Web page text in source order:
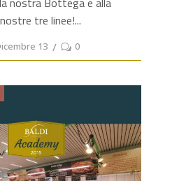
tre linee!
13 0